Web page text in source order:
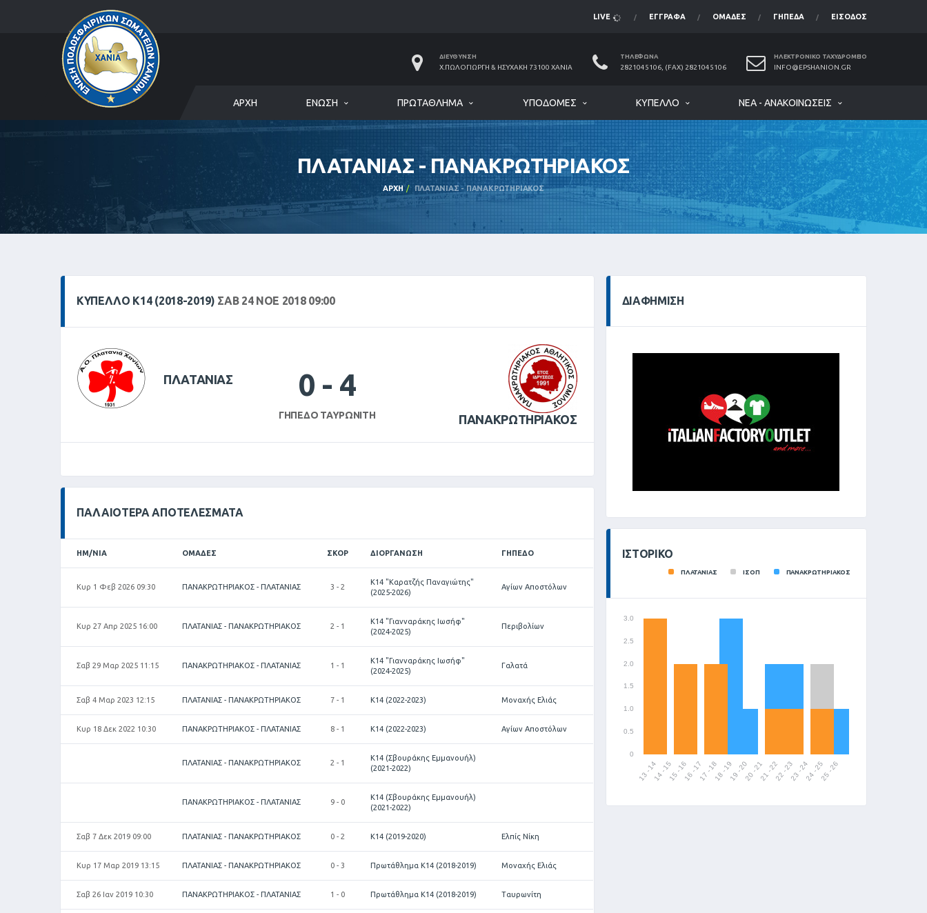
LIVE ΈΓΓΡΑΦΑ ΟΜΆΔΕΣ ΓΉΠΕΔΑ ΕΊΣΟΔΟΣ
ΔΙΕΎΘΥΝΣΗ
Χ.ΠΩΛΟΓΙΏΡΓΗ & ΗΣΥΧΆΚΗ 73100 ΧΑΝΙΆ
ΤΗΛΈΦΩΝΑ
2821045106, (FAX) 2821045106
ΗΛΕΚΤΡΟΝΙΚΌ ΤΑΧΥΔΡΟΜΕΊΟ
INFO@EPSHANION.GR
ΑΡΧΉ ΈΝΩΣΗ ΠΡΩΤΆΘΛΗΜΑ ΥΠΟΔΟΜΈΣ ΚΎΠΕΛΛΟ ΝΈΑ - ΑΝΑΚΟΙΝΏΣΕΙΣ
ΠΛΑΤΑΝΙΑΣ - ΠΑΝΑΚΡΩΤΗΡΙΑΚΟΣ
ΑΡΧΉ ΠΛΑΤΑΝΙΑΣ - ΠΑΝΑΚΡΩΤΗΡΙΑΚΟΣ
ΚΎΠΕΛΛΟ Κ14 (2018-2019) ΣΑΒ 24 ΝΟΕ 2018 09:00
ΠΛΑΤΑΝΙΑΣ 0 - 4
ΓΉΠΕΔΟ ΤΑΥΡΩΝΊΤΗ ΠΑΝΑΚΡΩΤΗΡΙΑΚΟΣ
ΠΑΛΑΙΌΤΕΡΑ ΑΠΟΤΕΛΈΣΜΑΤΑ
ΗΜ/ΝΊΑ ΟΜΆΔΕΣ ΣΚΟΡ ΔΙΟΡΓΆΝΩΣΗ ΓΉΠΕΔΟ
Κυρ 1 Φεβ 2026 09:30 ΠΑΝΑΚΡΩΤΗΡΙΑΚΟΣ - ΠΛΑΤΑΝΙΑΣ 3 - 2
Κ14 "Καρατζής Παναγιώτης"
(2025-2026)
Αγίων Αποστόλων
Κυρ 27 Απρ 2025 16:00 ΠΛΑΤΑΝΙΑΣ - ΠΑΝΑΚΡΩΤΗΡΙΑΚΟΣ 2 - 1
Κ14 "Γιανναράκης Ιωσήφ"
(2024-2025)
Περιβολίων
Σαβ 29 Μαρ 2025 11:15 ΠΑΝΑΚΡΩΤΗΡΙΑΚΟΣ - ΠΛΑΤΑΝΙΑΣ 1 - 1
Κ14 "Γιανναράκης Ιωσήφ"
(2024-2025)
Γαλατά
Σαβ 4 Μαρ 2023 12:15 ΠΛΑΤΑΝΙΑΣ - ΠΑΝΑΚΡΩΤΗΡΙΑΚΟΣ 7 - 1 Κ14 (2022-2023) Μοναχής Ελιάς
Κυρ 18 Δεκ 2022 10:30 ΠΑΝΑΚΡΩΤΗΡΙΑΚΟΣ - ΠΛΑΤΑΝΙΑΣ 8 - 1 Κ14 (2022-2023) Αγίων Αποστόλων
ΠΛΑΤΑΝΙΑΣ - ΠΑΝΑΚΡΩΤΗΡΙΑΚΟΣ 2 - 1
Κ14 (Σβουράκης Εμμανουήλ)
(2021-2022)
ΠΑΝΑΚΡΩΤΗΡΙΑΚΟΣ - ΠΛΑΤΑΝΙΑΣ 9 - 0
Κ14 (Σβουράκης Εμμανουήλ)
(2021-2022)
Σαβ 7 Δεκ 2019 09:00 ΠΛΑΤΑΝΙΑΣ - ΠΑΝΑΚΡΩΤΗΡΙΑΚΟΣ 0 - 2 Κ14 (2019-2020) Ελπίς Νίκη
Κυρ 17 Μαρ 2019 13:15 ΠΛΑΤΑΝΙΑΣ - ΠΑΝΑΚΡΩΤΗΡΙΑΚΟΣ 0 - 3 Πρωτάθλημα Κ14 (2018-2019) Μοναχής Ελιάς
Σαβ 26 Ιαν 2019 10:30 ΠΑΝΑΚΡΩΤΗΡΙΑΚΟΣ - ΠΛΑΤΑΝΙΑΣ 1 - 0 Πρωτάθλημα Κ14 (2018-2019) Ταυρωνίτη
ΔΙΑΦΉΜΙΣΗ
ΙΣΤΟΡΙΚΌ
ΠΛΑΤΑΝΙΑΣ ΙΣΟΠ ΠΑΝΑΚΡΩΤΗΡΙΑΚΟΣ